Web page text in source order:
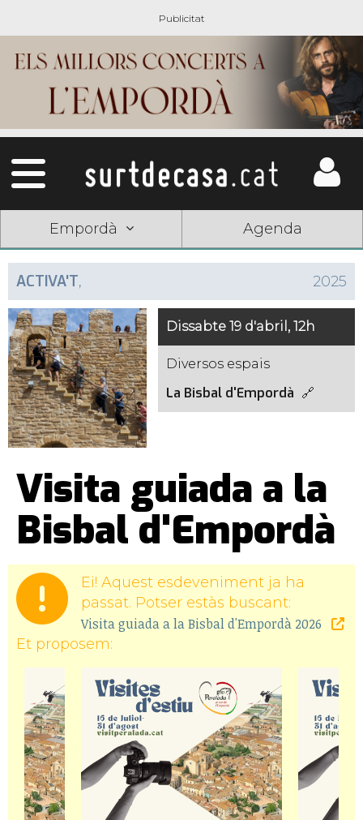
Empordà Agenda
ACTIVA'T, 2025
Dissabte 19 d'abril, 12h
Diversos espais
La Bisbal d'Empordà
Visita guiada a la
Bisbal d'Empordà
Ei! Aquest esdeveniment ja ha
passat. Potser estàs buscant:
Visita guiada a la Bisbal d'Empordà 2026
Et proposem: